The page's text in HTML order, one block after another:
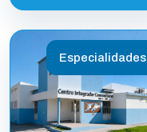
Especialidades